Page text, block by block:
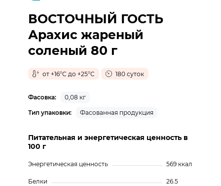
ВОСТОЧНЫЙ ГОСТЬ
Арахис жареный
соленый 80 г
от +16°С до +25°С 180 суток
Фасовка:
0,08 кг
Тип упаковки:
Фасованная продукция
Питательная и энергетическая ценность в
100 г
Энергетическая ценность 569 ккал
Белки 26.5